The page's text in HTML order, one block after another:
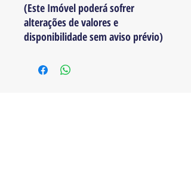
(Este Imóvel poderá sofrer
alterações de valores e
disponibilidade sem aviso prévio)